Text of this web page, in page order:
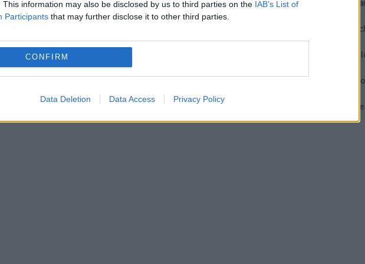
This information may also be disclosed by us to third parties on the IAB’s List of
Participants that may further disclose it to other third parties.
CONFIRM
Data Deletion Data Access Privacy Policy
Peștera Sf Andrei, autocarele fiind
data de 30 noiembrie, zi liberă, când este
lângă localitatea Ion Corvin din județul
(Foto- IPJ Constanta)